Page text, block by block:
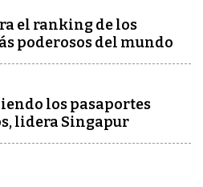
el ranking de los
poderosos del mundo
los pasaportes
lidera Singapur